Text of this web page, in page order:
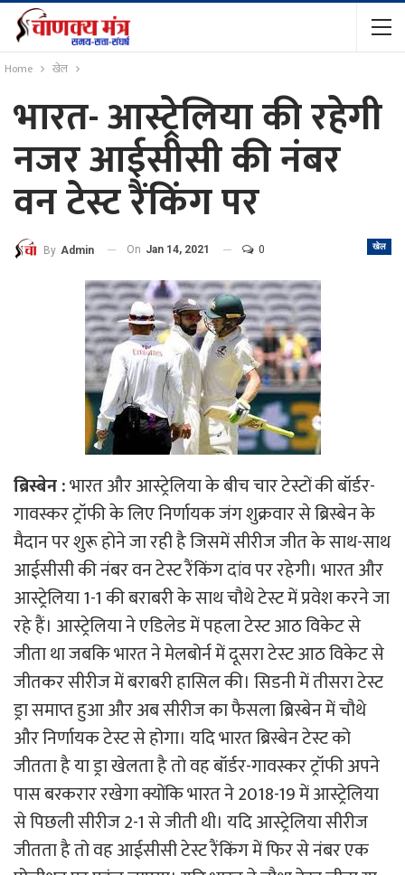
Home खेल
भारत- आस्ट्रेलिया की रहेगी
नजर आईसीसी की नंबर
वन टेस्ट रैंकिंग पर
खेल
By Admin On Jan 14, 2021 0
ब्रिस्बेन :भारत और आस्ट्रेलिया के बीच चार टेस्टों की बॉर्डर-
गावस्कर ट्रॉफी के लिए निर्णायक जंग शुक्रवार से ब्रिस्बेन के
मैदान पर शुरू होने जा रही है जिसमें सीरीज जीत के साथ-साथ
आईसीसी की नंबर वन टेस्ट रैंकिंग दांव पर रहेगी। भारत और
आस्ट्रेलिया 1-1 की बराबरी के साथ चौथे टेस्ट में प्रवेश करने जा
रहे हैं। आस्ट्रेलिया ने एडिलेड में पहला टेस्ट आठ विकेट से
जीता था जबकि भारत ने मेलबोर्न में दूसरा टेस्ट आठ विकेट से
जीतकर सीरीज में बराबरी हासिल की। सिडनी में तीसरा टेस्ट
ड्रा समाप्त हुआ और अब सीरीज का फैसला ब्रिस्बेन में चौथे
और निर्णायक टेस्ट से होगा। यदि भारत ब्रिस्बेन टेस्ट को
जीतता है या ड्रा खेलता है तो वह बॉर्डर-गावस्कर ट्रॉफी अपने
पास बरकरार रखेगा क्योंकि भारत ने 2018-19 में आस्ट्रेलिया
से पिछली सीरीज 2-1 से जीती थी। यदि आस्ट्रेलिया सीरीज
जीतता है तो वह आईसीसी टेस्ट रैंकिंग में फिर से नंबर एक